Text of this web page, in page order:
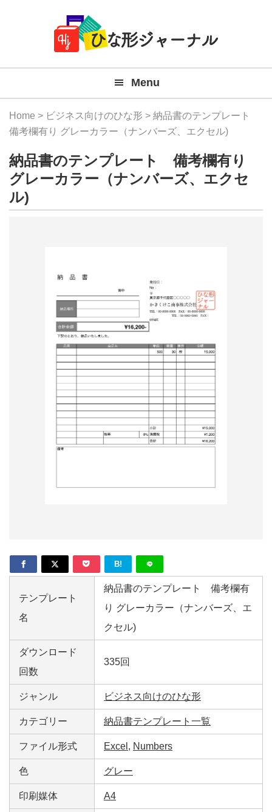
Navigation
料
テ
プ
レ
ー
ト
Menu
Home > ビジネス向けのひな形 > 納品書のテンプレート
備考欄有り グレーカラー（ナンバーズ、エクセル)
納品書のテンプレート 備考欄有り
グレーカラー（ナンバーズ、エクセ
ル)
B!
テンプレート
名
納品書のテンプレート 備考欄有
り グレーカラー（ナンバーズ、エ
クセル)
ダウンロード
回数
335回
ジャンル ビジネス向けのひな形
カテゴリー 納品書テンプレート一覧
ファイル形式 Excel , Numbers
色 グレー
印刷媒体 A4